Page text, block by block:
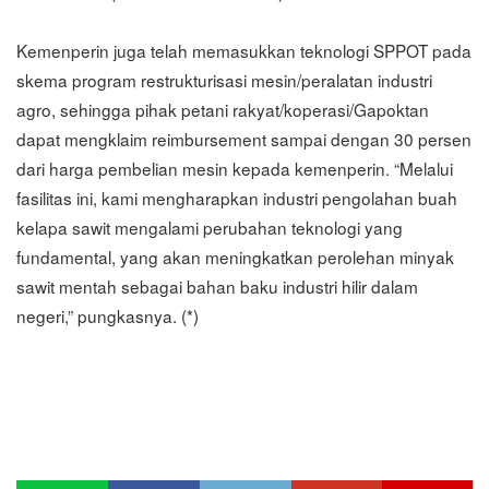
Kemenperin juga telah memasukkan teknologi SPPOT pada
skema program restrukturisasi mesin/peralatan industri
agro, sehingga pihak petani rakyat/koperasi/Gapoktan
dapat mengklaim reimbursement sampai dengan 30 persen
dari harga pembelian mesin kepada kemenperin. “Melalui
fasilitas ini, kami mengharapkan industri pengolahan buah
kelapa sawit mengalami perubahan teknologi yang
fundamental, yang akan meningkatkan perolehan minyak
sawit mentah sebagai bahan baku industri hilir dalam
negeri,” pungkasnya. (*)